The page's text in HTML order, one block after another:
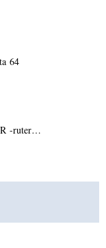
64
-ruter…